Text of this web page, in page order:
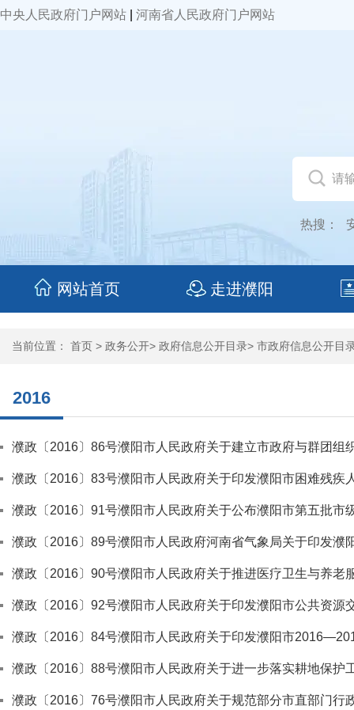
中央人民政府门户网站 河南省人民政府门户网站
热搜：
网站首页 走进濮阳
当前位置： 首页 > 政务公开> 政府信息公开目录> 市政府信息公开目
2016
濮政〔2016〕86号濮阳市人民政府关于建立市政府与群团组
濮政〔2016〕83号濮阳市人民政府关于印发濮阳市困难残疾
濮政〔2016〕91号濮阳市人民政府关于公布濮阳市第五批市
濮政〔2016〕89号濮阳市人民政府河南省气象局关于印发
濮政〔2016〕90号濮阳市人民政府关于推进医疗卫生与养老
濮政〔2016〕92号濮阳市人民政府关于印发濮阳市公共资源
濮政〔2016〕84号濮阳市人民政府关于印发濮阳市
濮政〔2016〕88号濮阳市人民政府关于进一步落实耕地保护
濮政〔2016〕76号濮阳市人民政府关于规范部分市直部门